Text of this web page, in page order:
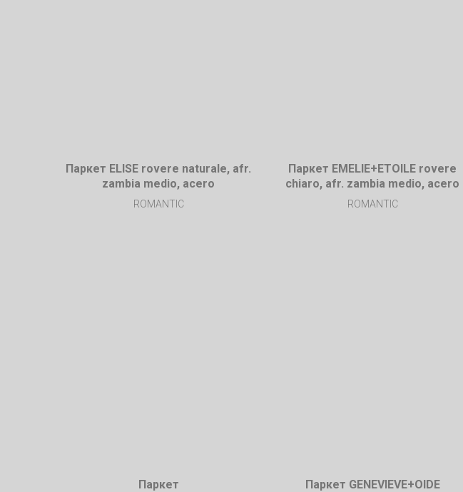
Паркет ELISE rovere naturale, afr.
zambia medio, acero
ROMANTIC
Паркет EMELIE+ETOILE rovere
chiaro, afr. zambia medio, acero
ROMANTIC
Паркет
Паркет GENEVIEVE+OIDE